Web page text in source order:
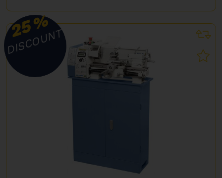
25%
DISCOUNT